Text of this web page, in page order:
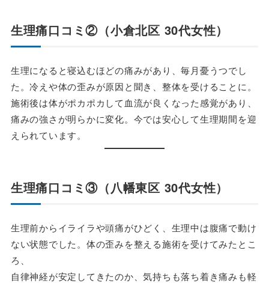
生理痛口コミ②（小倉北区 30代女性）
生理になると寝込むほどの痛みがあり、毎月憂うつでし
た。冷えや体の歪みが原因と聞き、整体を受けることに。
施術後は体がポカポカして血流が良くなった感覚があり、
痛みの強さが明らかに変化。今では安心して生理期間を迎
えられています。
生理痛口コミ③（八幡東区 30代女性）
生理前からイライラや頭痛がひどく、生理中は腹痛で動け
ない状態でした。体の歪みを整える施術を受けてみたとこ
ろ、
自律神経が安定してきたのか、気持ちも落ち着き痛みも軽